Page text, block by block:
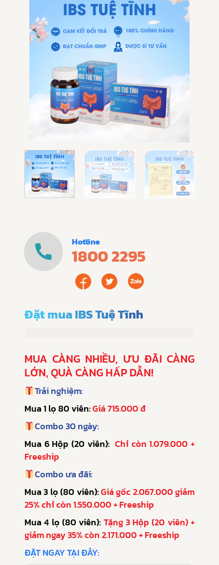
Đặt mua IBS Tuệ Tĩnh
MUA CÀNG NHIỀU, ƯU ĐÃI CÀNG
LỚN, QUÀ CÀNG HẤP DẪN!
Trải nghiệm:
Mua 1 lọ 80 viên:Giá 715.000 đ
Combo 30 ngày:
Mua 6 Hộp (20 viên): Chỉ còn 1.079.000 +
Freeship
Combo ưa đãi:
Mua 3 lọ (80 viên):Giá gốc 2.067.000 giảm
25% chỉ còn 1.550.000 + Freeship
Mua 4 lọ (80 viên): Tặng 3 Hộp (20 viên) +
giảm ngay 35% còn 2.171.000 + Freeship
ĐẶT NGAY TẠI ĐÂY:
Hotline
1800 2295